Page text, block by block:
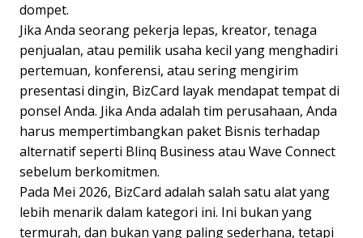
dompet.
Jika Anda seorang pekerja lepas, kreator, tenaga
penjualan, atau pemilik usaha kecil yang menghadiri
pertemuan, konferensi, atau sering mengirim
presentasi dingin, BizCard layak mendapat tempat di
ponsel Anda. Jika Anda adalah tim perusahaan, Anda
harus mempertimbangkan paket Bisnis terhadap
alternatif seperti Blinq Business atau Wave Connect
sebelum berkomitmen.
Pada Mei 2026, BizCard adalah salah satu alat yang
lebih menarik dalam kategori ini. Ini bukan yang
termurah, dan bukan yang paling sederhana, tetapi